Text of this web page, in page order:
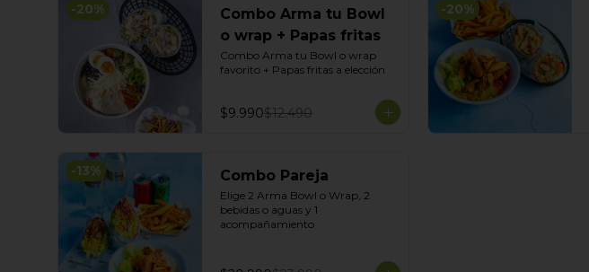
-20%
Combo Arma tu Bowl
o wrap + Papas fritas
Combo Arma tu Bowl o wrap
favorito + Papas fritas a elección
$9.990$12.490
-20%
-13% Combo Pareja
Elige 2 Arma Bowl o Wrap, 2
bebidas o aguas y 1
acompañamiento